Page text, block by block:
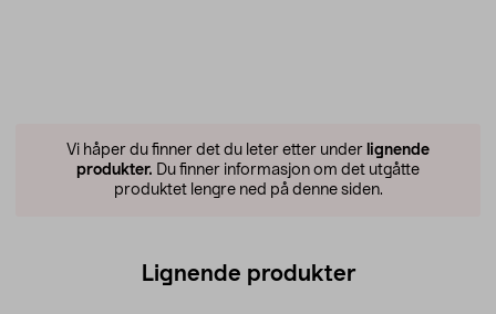
Vi håper du finner det du leter etter under lignende
produkter. Du finner informasjon om det utgåtte
produktet lengre ned på denne siden.
Lignende produkter